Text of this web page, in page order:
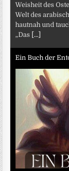
Weisheit des
Welt des
hautnah und
„Das
[...]
Ein Buch der